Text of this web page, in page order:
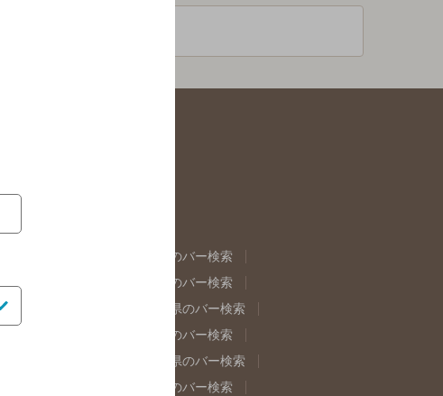
福島県のバー検索
東京都のバー検索
岐阜県のバー検索
奈良県のバー検索
島根県のバー検索
佐賀県のバー検索